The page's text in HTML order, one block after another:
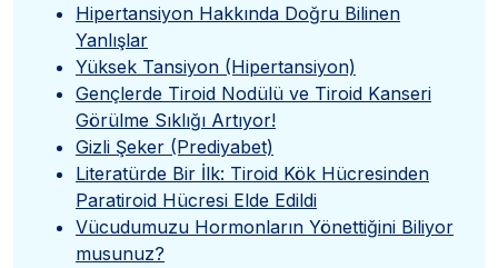
Hipertansiyon Hakkında Doğru Bilinen
Yanlışlar
Yüksek Tansiyon (Hipertansiyon)
Gençlerde Tiroid Nodülü ve Tiroid Kanseri
Görülme Sıklığı Artıyor!
Gizli Şeker (Prediyabet)
Literatürde Bir İlk: Tiroid Kök Hücresinden
Paratiroid Hücresi Elde Edildi
Vücudumuzu Hormonların Yönettiğini Biliyor
musunuz?